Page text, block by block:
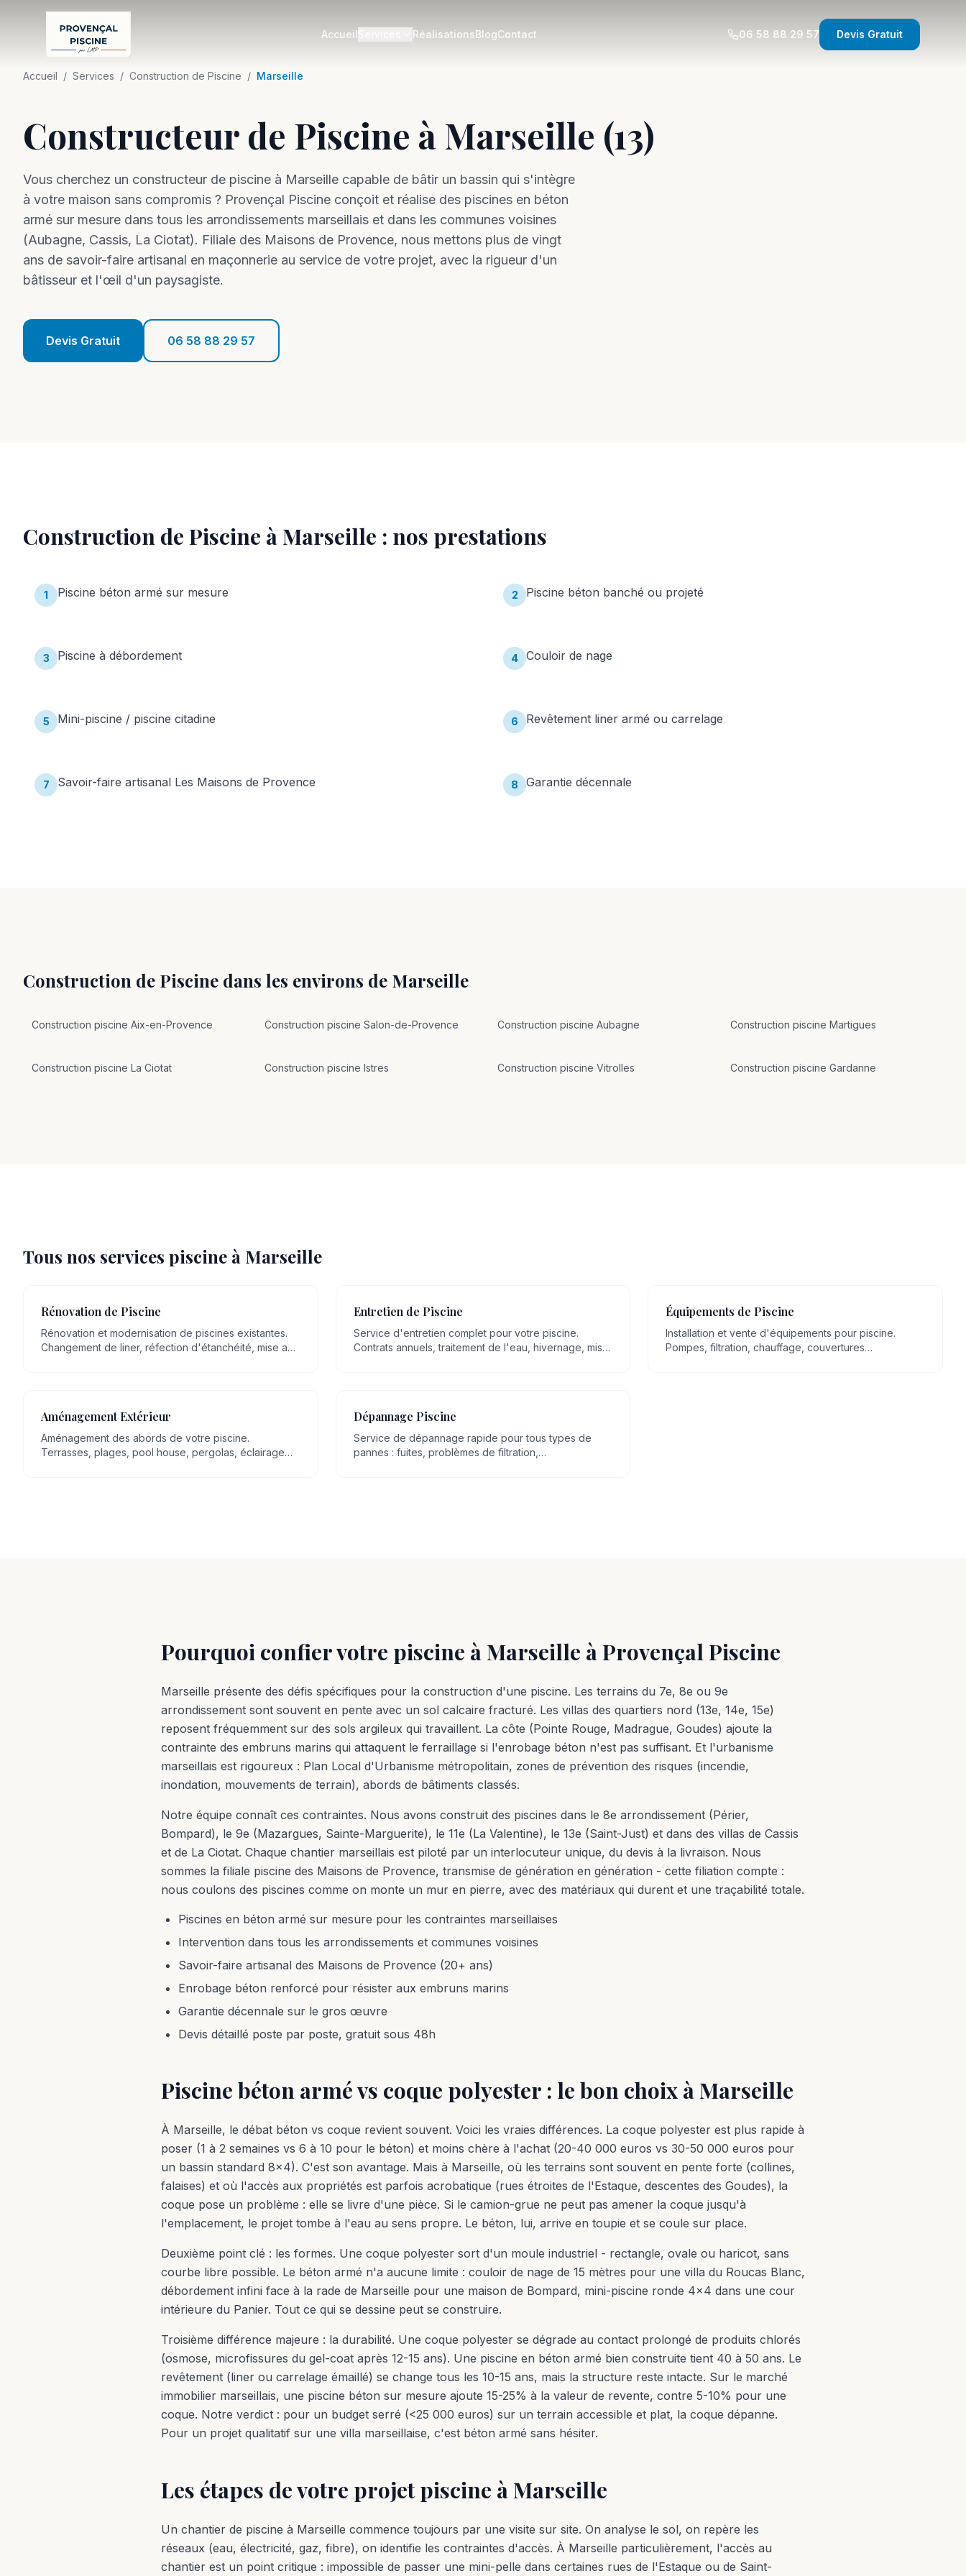
Accueil RéalisationsBlogContact 06 58 88 29 57 Devis Gratuit
Accueil / Services / Construction de Piscine / Marseille
Constructeur de Piscine à Marseille (13)
Vous cherchez un constructeur de piscine à Marseille capable de bâtir un bassin qui s'intègre
à votre maison sans compromis ? Provençal Piscine conçoit et réalise des piscines en béton
armé sur mesure dans tous les arrondissements marseillais et dans les communes voisines
(Aubagne, Cassis, La Ciotat). Filiale des Maisons de Provence, nous mettons plus de vingt
ans de savoir-faire artisanal en maçonnerie au service de votre projet, avec la rigueur d'un
bâtisseur et l'œil d'un paysagiste.
Devis Gratuit 06 58 88 29 57
Construction de Piscine àMarseille : nos prestations
1 Piscine béton armé sur mesure 2 Piscine béton banché ou projeté
3 Piscine à débordement 4 Couloir de nage
5 Mini-piscine / piscine citadine 6 Revêtement liner armé ou carrelage
7 Savoir-faire artisanal Les Maisons de Provence 8 Garantie décennale
Construction de Piscine dans les environs de Marseille
Construction piscine Aix-en-Provence Construction piscine Salon-de-Provence Construction piscine Aubagne Construction piscine Martigues
Construction piscine La Ciotat Construction piscine Istres Construction piscine Vitrolles Construction piscine Gardanne
Tous nos services piscine à Marseille
Rénovation de Piscine
Rénovation et modernisation de piscines existantes.
Changement de liner, réfection d'étanchéité, mise aux
Entretien de Piscine
Service d'entretien complet pour votre piscine.
Contrats annuels, traitement de l'eau, hivernage, mise
Équipements de Piscine
Installation et vente d'équipements pour piscine.
Pompes, filtration, chauffage, couvertures
Aménagement Extérieur
Aménagement des abords de votre piscine.
Terrasses, plages, pool house, pergolas, éclairage
Dépannage Piscine
Service de dépannage rapide pour tous types de
pannes : fuites, problèmes de filtration,
Pourquoi confier votre piscine à Marseille à Provençal Piscine
Marseille présente des défis spécifiques pour la construction d'une piscine. Les terrains du 7e, 8e ou 9e
arrondissement sont souvent en pente avec un sol calcaire fracturé. Les villas des quartiers nord (13e, 14e, 15e)
reposent fréquemment sur des sols argileux qui travaillent. La côte (Pointe Rouge, Madrague, Goudes) ajoute la
contrainte des embruns marins qui attaquent le ferraillage si l'enrobage béton n'est pas suffisant. Et l'urbanisme
marseillais est rigoureux : Plan Local d'Urbanisme métropolitain, zones de prévention des risques (incendie,
inondation, mouvements de terrain), abords de bâtiments classés.
Notre équipe connaît ces contraintes. Nous avons construit des piscines dans le 8e arrondissement (Périer,
Bompard), le 9e (Mazargues, Sainte-Marguerite), le 11e (La Valentine), le 13e (Saint-Just) et dans des villas de Cassis
et de La Ciotat. Chaque chantier marseillais est piloté par un interlocuteur unique, du devis à la livraison. Nous
sommes la filiale piscine des Maisons de Provence, transmise de génération en génération - cette filiation compte :
nous coulons des piscines comme on monte un mur en pierre, avec des matériaux qui durent et une traçabilité totale.
Piscines en béton armé sur mesure pour les contraintes marseillaises
Intervention dans tous les arrondissements et communes voisines
Savoir-faire artisanal des Maisons de Provence (20+ ans)
Enrobage béton renforcé pour résister aux embruns marins
Garantie décennale sur le gros œuvre
Devis détaillé poste par poste, gratuit sous 48h
Piscine béton armé vs coque polyester : le bon choix à Marseille
À Marseille, le débat béton vs coque revient souvent. Voici les vraies différences. La coque polyester est plus rapide à
poser (1 à 2 semaines vs 6 à 10 pour le béton) et moins chère à l'achat (20-40 000 euros vs 30-50 000 euros pour
un bassin standard 8x4). C'est son avantage. Mais à Marseille, où les terrains sont souvent en pente forte (collines,
falaises) et où l'accès aux propriétés est parfois acrobatique (rues étroites de l'Estaque, descentes des Goudes), la
coque pose un problème : elle se livre d'une pièce. Si le camion-grue ne peut pas amener la coque jusqu'à
l'emplacement, le projet tombe à l'eau au sens propre. Le béton, lui, arrive en toupie et se coule sur place.
Deuxième point clé : les formes. Une coque polyester sort d'un moule industriel - rectangle, ovale ou haricot, sans
courbe libre possible. Le béton armé n'a aucune limite : couloir de nage de 15 mètres pour une villa du Roucas Blanc,
débordement infini face à la rade de Marseille pour une maison de Bompard, mini-piscine ronde 4x4 dans une cour
intérieure du Panier. Tout ce qui se dessine peut se construire.
Troisième différence majeure : la durabilité. Une coque polyester se dégrade au contact prolongé de produits chlorés
(osmose, microfissures du gel-coat après 12-15 ans). Une piscine en béton armé bien construite tient 40 à 50 ans. Le
revêtement (liner ou carrelage émaillé) se change tous les 10-15 ans, mais la structure reste intacte. Sur le marché
immobilier marseillais, une piscine béton sur mesure ajoute 15-25% à la valeur de revente, contre 5-10% pour une
coque. Notre verdict : pour un budget serré (<25 000 euros) sur un terrain accessible et plat, la coque dépanne.
Pour un projet qualitatif sur une villa marseillaise, c'est béton armé sans hésiter.
Les étapes de votre projet piscine à Marseille
Un chantier de piscine à Marseille commence toujours par une visite sur site. On analyse le sol, on repère les
réseaux (eau, électricité, gaz, fibre), on identifie les contraintes d'accès. À Marseille particulièrement, l'accès au
chantier est un point critique : impossible de passer une mini-pelle dans certaines rues de l'Estaque ou de Saint-